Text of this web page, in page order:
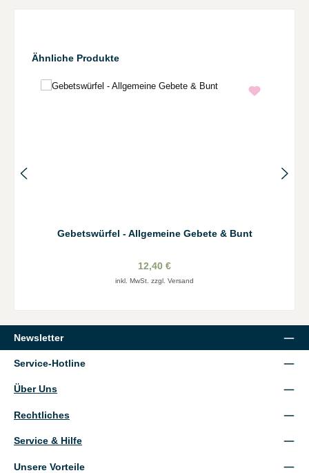
Produktgalerie überspringen
Ähnliche Produkte
Gebetswürfel - Allgemeine Gebete & Bunt
12,40 €
inkl. MwSt. zzgl. Versand
Newsletter
Service-Hotline
Über Uns
Rechtliches
Service & Hilfe
Unsere Vorteile